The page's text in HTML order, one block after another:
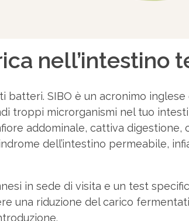
nell’intestino
batteri. SIBO è un acronimo inglese
troppi microrganismi nel tuo
addominale, cattiva digestione,
dell’intestino permeabile,
in sede di visita e un test
una riduzione del carico